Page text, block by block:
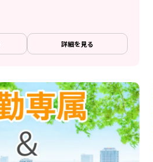
詳細を見る